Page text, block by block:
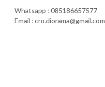
Whatsapp : 085186657577
Email : cro.diorama@gmail.com